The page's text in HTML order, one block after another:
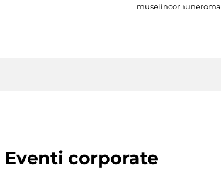
museiincomuneroma
Eventi corporate